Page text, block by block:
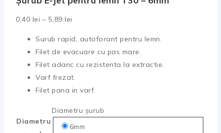
0,40 lei – 5,89 lei
prețuri:
Surub rapid, autoforant pentru lemn.
Filet de evacuare cu pas mare.
Filet adanc cu rezistenta la extractie.
Varf frezat.
Filet pana in varf.
Diametru
Diametru șurub
6mm